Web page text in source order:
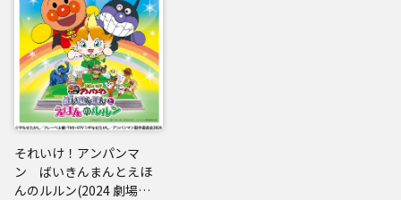
それいけ！アンパンマ
ン ばいきんまんとえほ
んのルルン(2024 劇場版